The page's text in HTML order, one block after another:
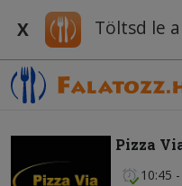
X Töltsd le
Pizza
10:45 -